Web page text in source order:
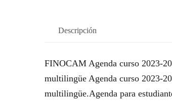
Descripción
FINOCAM Agenda curso 2023-
multilingüe Agenda curso 2023-
multilingüe.Agenda para